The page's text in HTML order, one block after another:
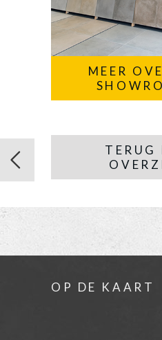
MEER
TERUG
OP DE KAART